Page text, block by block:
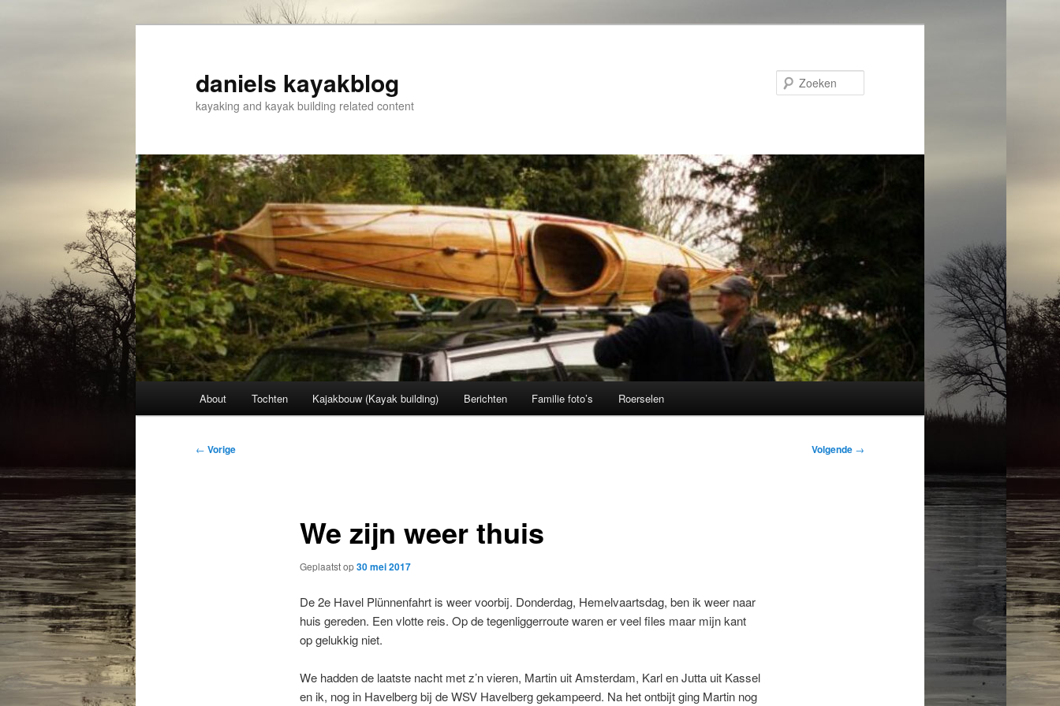
daniels kayakblog
kayaking and kayak building related content
About Tochten Kajakbouw (Kayak building) Berichten Familie foto’s Roerselen
Bericht
← Vorige Volgende →
We zijn weer thuis
Geplaatst op30 mei 2017
De 2e Havel Plünnenfahrt is weer voorbij. Donderdag, Hemelvaartsdag, ben ik weer naar
huis gereden. Een vlotte reis. Op de tegenliggerroute waren er veel files maar mijn kant
op gelukkig niet.
We hadden de laatste nacht met z’n vieren, Martin uit Amsterdam, Karl en Jutta uit Kassel
en ik, nog in Havelberg bij de WSV Havelberg gekampeerd. Na het ontbijt ging Martin nog